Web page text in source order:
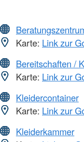
Karte: Link zur
Bereitschaften /
Karte: Link zur
Kleidercontainer
Karte: Link zur
Kleiderkammer